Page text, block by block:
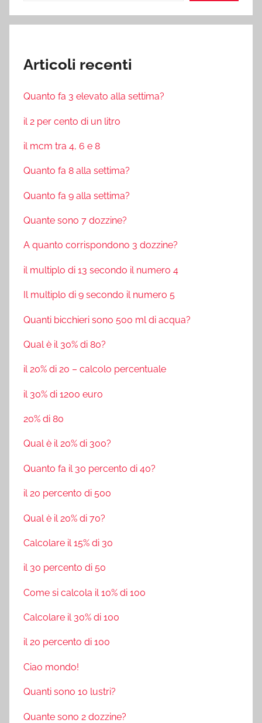
Articoli recenti
Quanto fa 3 elevato alla settima?
il 2 per cento di un litro
il mcm tra 4, 6 e 8
Quanto fa 8 alla settima?
Quanto fa 9 alla settima?
Quante sono 7 dozzine?
A quanto corrispondono 3 dozzine?
il multiplo di 13 secondo il numero 4
Il multiplo di 9 secondo il numero 5
Quanti bicchieri sono 500 ml di acqua?
Qual è il 30% di 80?
il 20% di 20 – calcolo percentuale
il 30% di 1200 euro
20% di 80
Qual è il 20% di 300?
Quanto fa il 30 percento di 40?
il 20 percento di 500
Qual è il 20% di 70?
Calcolare il 15% di 30
il 30 percento di 50
Come si calcola il 10% di 100
Calcolare il 30% di 100
il 20 percento di 100
Ciao mondo!
Quanti sono 10 lustri?
Quante sono 2 dozzine?